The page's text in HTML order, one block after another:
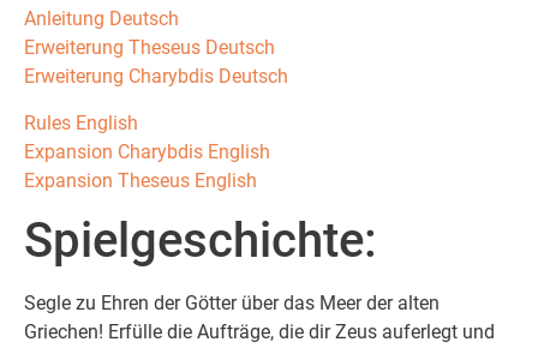
Anleitung Deutsch
Erweiterung Theseus Deutsch
Erweiterung Charybdis Deutsch
Rules English
Expansion Charybdis English
Expansion Theseus English
Spielgeschichte:
Segle zu Ehren der Götter über das Meer der alten
Griechen! Erfülle die Aufträge, die dir Zeus auferlegt und